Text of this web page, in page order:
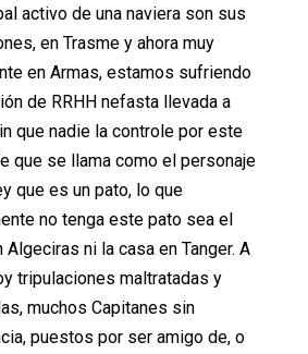
activo de una naviera son sus
en Trasme y ahora muy
en Armas, estamos sufriendo
de RRHH nefasta llevada a
que nadie la controle por este
que se llama como el personaje
que es un pato, lo que
no tenga este pato sea el
Algeciras ni la casa en Tanger. A
tripulaciones maltratadas y
muchos Capitanes sin
puestos por ser amigo de, o